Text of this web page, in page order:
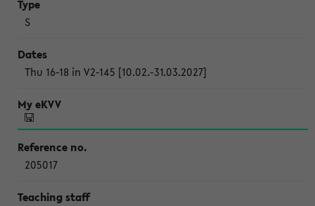
S
Thu 16-18 in V2-145 [10.02.-31.03.2027]
205017